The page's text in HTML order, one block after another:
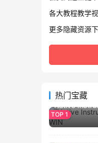
各大教程教学
更多隐藏资源
热门宝藏
2.8K
Native
WIN